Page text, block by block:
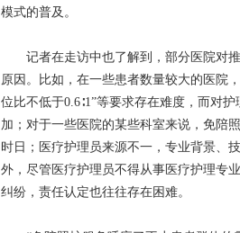
模式的普及。
记者在走访中也了解到，部分医院对推
原因。比如，在一些患者数量较大的医院
位比不低于0.6∶1”等要求存在难度，而对
加；对于一些医院的某些科室来说，免陪
时日；医疗护理员来源不一，专业背景、
外，尽管医疗护理员不得从事医疗护理专
纠纷，责任认定也往往存在困难。